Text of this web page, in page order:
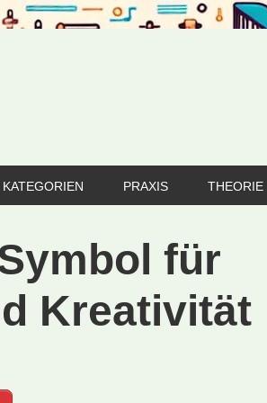
KATEGORIEN PRAXIS THEORIE
für
Kreativität